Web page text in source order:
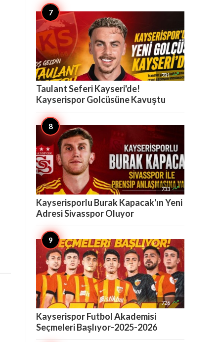
781 
Taulant Seferi Kayseri'de!
Kayserispor Golcüsüne Kavuştu
733 
Kayserisporlu Burak Kapacak'ın Yeni
Adresi Sivasspor Oluyor
726 
Kayserispor Futbol Akademisi
Seçmeleri Başlıyor-2025-2026